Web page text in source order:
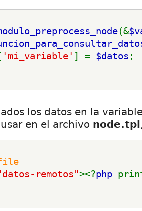
(&
[ 'mi_variable' ] = $datos ;
los datos en la
en el archivo node.tpl
remotos"><?php